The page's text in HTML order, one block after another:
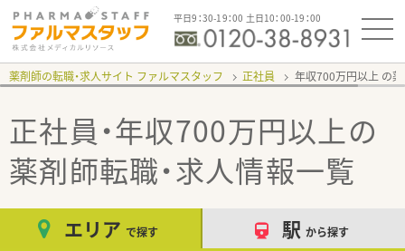
平日9：30-19：00 土日10：00-19：00
薬剤師の転職・求人サイト ファルマスタッフ 正社員 年収700万円以上
正社員・年収700万円以上の
薬剤師転職・求人情報一覧
エリア で探す 駅 から探す